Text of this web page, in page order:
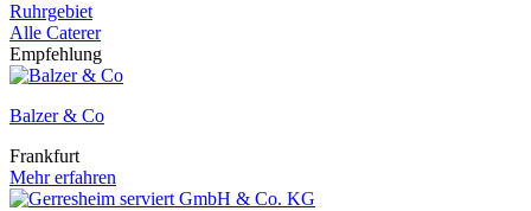
Ruhrgebiet
Alle Caterer
Empfehlung
Balzer & Co
Frankfurt
Mehr erfahren